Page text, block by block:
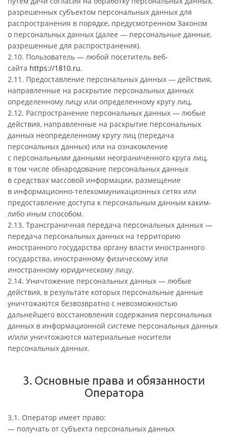
разрешенных субъектом персональных данных для
распространения в порядке, предусмотренном Законом
о персональных данных (далее — персональные данные,
разрешенные для распространения).
2.10. Пользователь — любой посетитель веб-
сайта https://1810.ru.
2.11. Предоставление персональных данных — действия,
направленные на раскрытие персональных данных
определенному лицу или определенному кругу лиц.
2.12. Распространение персональных данных — любые
действия, направленные на раскрытие персональных
данных неопределенному кругу лиц (передача
персональных данных) или на ознакомление
с персональными данными неограниченного круга лиц,
в том числе обнародование персональных данных
в средствах массовой информации, размещение
в информационно-телекоммуникационных сетях или
предоставление доступа к персональным данным каким-
либо иным способом.
2.13. Трансграничная передача персональных данных —
передача персональных данных на территорию
иностранного государства органу власти иностранного
государства, иностранному физическому или
иностранному юридическому лицу.
2.14. Уничтожение персональных данных — любые
действия, в результате которых персональные данные
уничтожаются безвозвратно с невозможностью
дальнейшего восстановления содержания персональных
данных в информационной системе персональных данных
и/или уничтожаются материальные носители
персональных данных.
3. Основные права и обязанности
Оператора
3.1. Оператор имеет право:
— получать от субъекта персональных данных